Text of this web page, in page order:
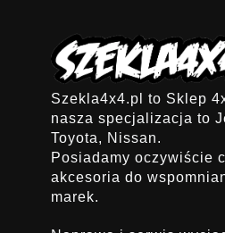
Szekla4x4.pl to Sklep
nasza specjalizacja to
Toyota, Nissan.
Posiadamy oczywiście
akcesoria do
marek.